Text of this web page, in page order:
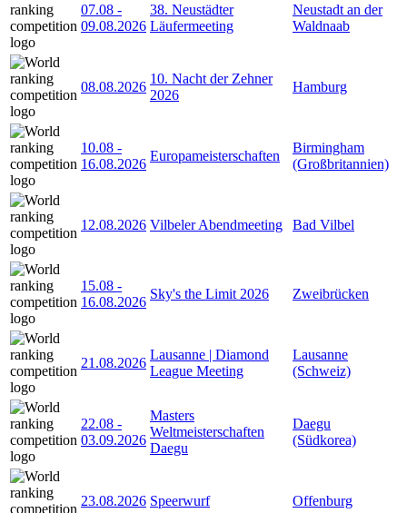
07.08 -
09.08.2026
38. Neustädter
Läufermeeting
Neustadt an der
Waldnaab
08.08.2026
10. Nacht der Zehner
2026
Hamburg
10.08 -
16.08.2026
Europameisterschaften
Birmingham
(Großbritannien)
12.08.2026 Vilbeler Abendmeeting Bad Vilbel
15.08 -
16.08.2026
Sky's the Limit 2026 Zweibrücken
21.08.2026
Lausanne | Diamond
League Meeting
Lausanne
(Schweiz)
22.08 -
03.09.2026
Masters
Weltmeisterschaften
Daegu
Daegu
(Südkorea)
23.08.2026 Speerwurf Offenburg